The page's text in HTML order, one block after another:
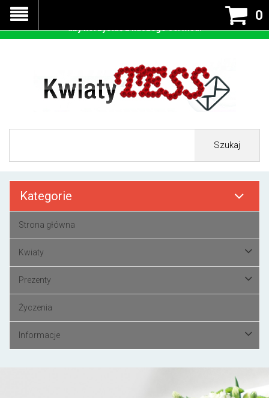
0
Szukaj
Kategorie
Strona główna
Kwiaty
Prezenty
Życzenia
Informacje
Nasza strona korzysta z cookies - czyli tzw ciastek w celu
prawidłowego działania. Zaakceptuj przyjmowanie cookies
aby korzystać z naszego serwisu.